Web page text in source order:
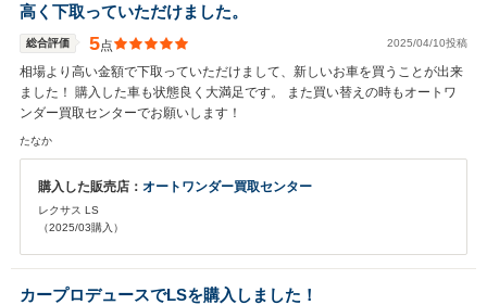
高く下取っていただけました。
総合評価 5点 2025/04/10投稿
相場より高い金額で下取っていただけまして、新しいお車を買うことが出来
ました！ 購入した車も状態良く大満足です。 また買い替えの時もオートワ
ンダー買取センターでお願いします！
たなか
購入した販売店： オートワンダー買取センター
レクサス LS
（2025/03購入）
カープロデュースでLSを購入しました！